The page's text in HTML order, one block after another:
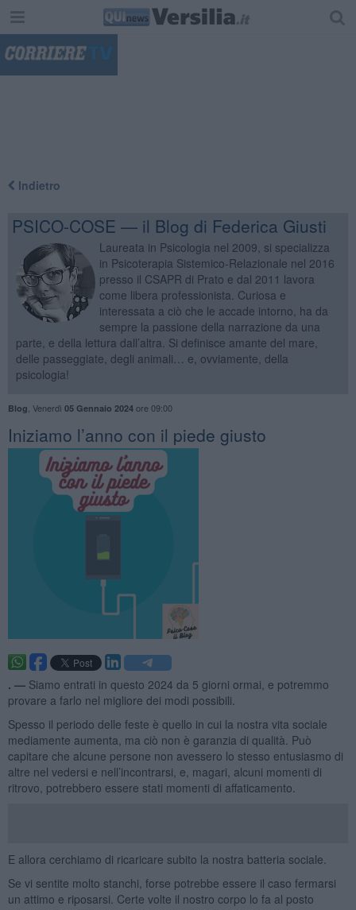
Indietro
PSICO-COSE — il Blog di Federica Giusti
Laureata in Psicologia nel 2009, si specializza
in Psicoterapia Sistemico-Relazionale nel 2016
presso il CSAPR di Prato e dal 2011 lavora
come libera professionista. Curiosa e
interessata a ciò che le accade intorno, ha da
sempre la passione della narrazione da una
parte, e della lettura dall’altra. Si definisce amante del mare,
delle passeggiate, degli animali… e, ovviamente, della
psicologia!
Blog Venerdì 05 Gennaio 2024ore 09:00
​Iniziamo l’anno con il piede giusto
. — Siamo entrati in questo 2024 da 5 giorni ormai, e potremmo
provare a farlo nel migliore dei modi possibili.
Spesso il periodo delle feste è quello in cui la nostra vita sociale
mediamente aumenta, ma ciò non è garanzia di qualità. Può
capitare che alcune persone non avessero lo stesso entusiasmo di
altre nel vedersi e nell’incontrarsi, e, magari, alcuni momenti di
ritrovo, potrebbero essere stati momenti di affaticamento.
E allora cerchiamo di ricaricare subito la nostra batteria sociale.
Se vi sentite molto stanchi, forse potrebbe essere il caso fermarsi
un attimo e riposarsi. Certe volte il nostro corpo lo fa al posto